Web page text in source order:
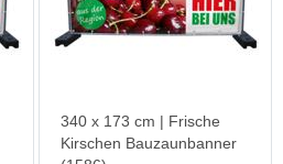
340 x 173 cm | Frische
Kirschen Bauzaunbanner